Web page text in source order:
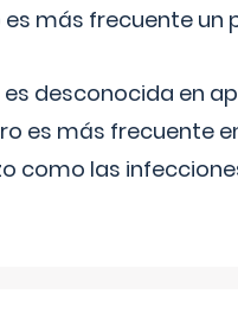
es más frecuente
es desconocida en
es más frecuente
como las